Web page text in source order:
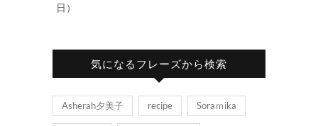
日）
気になるフレーズから検索
Asherah夕美子 recipe Soraｍika